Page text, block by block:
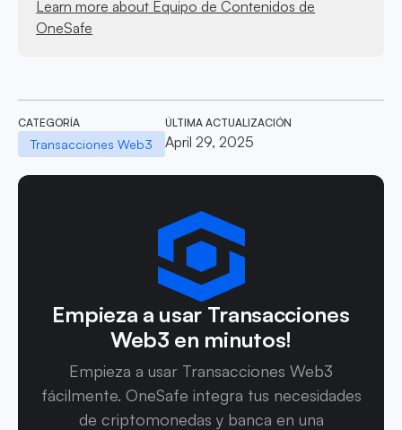
Learn more about Equipo de Contenidos de
OneSafe
CATEGORÍA
Transacciones Web3
ÚLTIMA ACTUALIZACIÓN
April 29, 2025
Empieza a usar Transacciones
Web3 en minutos!
Empieza a usar Transacciones Web3
fácilmente. OneSafe integra tus necesidades
de criptomonedas y banca en una